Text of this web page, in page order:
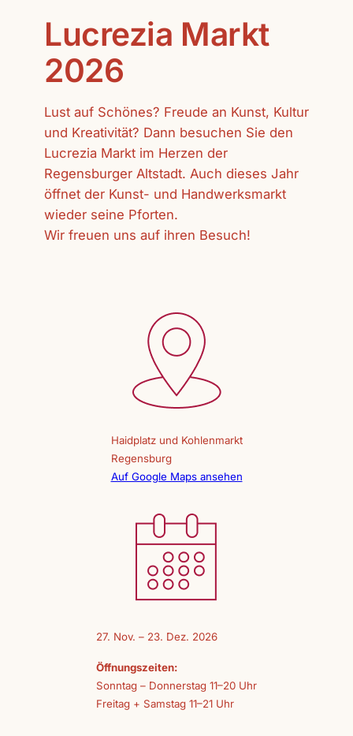
Lucrezia Markt
2026
Lust auf Schönes? Freude an Kunst, Kultur
und Kreativität? Dann besuchen Sie den
Lucrezia Markt im Herzen der
Regensburger Altstadt. Auch dieses Jahr
öffnet der Kunst- und Handwerksmarkt
wieder seine Pforten.
Wir freuen uns auf ihren Besuch!
Haidplatz und Kohlenmarkt
Regensburg
Auf Google Maps ansehen
27. Nov. – 23. Dez. 2026
Öffnungszeiten:
Sonntag – Donnerstag 11–20 Uhr
Freitag + Samstag 11–21 Uhr